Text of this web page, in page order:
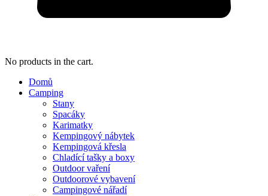
No products in the cart.
Domů
Camping
Stany
Spacáky
Karimatky
Kempingový nábytek
Kempingová křesla
Chladící tašky a boxy
Outdoor vaření
Outdoorové vybavení
Campingové nářadí